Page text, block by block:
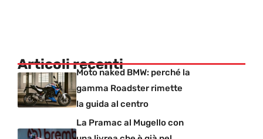
Articoli recentiMoto naked BMW: perché la
gamma Roadster rimette
la guida al centro
La Pramac al Mugello con